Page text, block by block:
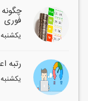
چگونه
فوری
1399/3/11 یکشنبه
رتبه
1398/7/14 یکشنبه